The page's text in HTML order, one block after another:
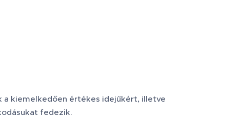
kiemelkedően értékes idejűkért, illetve
fedezik.